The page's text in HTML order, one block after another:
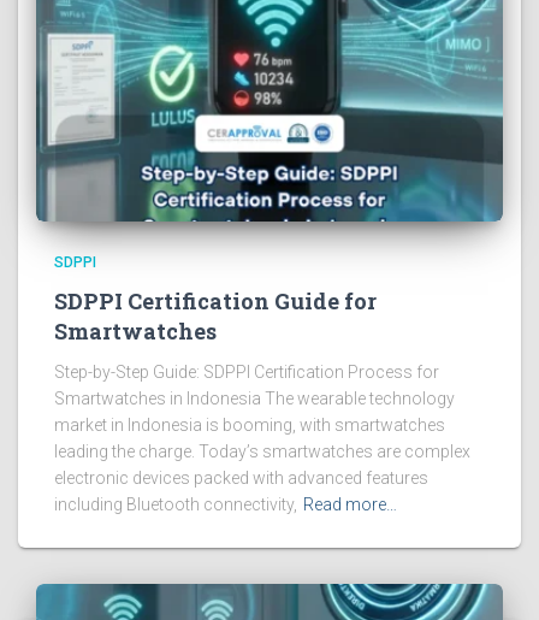
SDPPI
SDPPI Certification Guide for
Smartwatches
Step-by-Step Guide: SDPPI Certification Process for
Smartwatches in Indonesia The wearable technology
market in Indonesia is booming, with smartwatches
leading the charge. Today’s smartwatches are complex
electronic devices packed with advanced features
including Bluetooth connectivity, Read more…